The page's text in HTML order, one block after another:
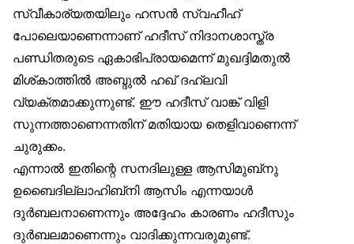
സ്വീകാര്യതയിലും ഹസൻ സ്വഹീഹ്
പോലെയാണെന്നാണ് ഹദീസ് നിദാനശാസ്ത്ര
പണ്ഡിതരുടെ ഏകാഭിപ്രായമെന്ന് മുഖദ്ദിമതുൽ
മിശ്കാത്തിൽ അബ്ദുൽ ഹഖ് ദഹ്‌ലവി
വ്യക്തമാക്കുന്നുണ്ട്. ഈ ഹദീസ് വാങ്ക് വിളി
സുന്നത്താണെന്നതിന് മതിയായ തെളിവാണെന്ന്
ചുരുക്കം.
എന്നാൽ ഇതിന്റെ സനദിലുള്ള ആസിമുബ്‌നു
ഉബൈദില്ലാഹിബ്‌നി ആസിം എന്നയാൾ
ദുർബലനാണെന്നും അദ്ദേഹം കാരണം ഹദീസും
ദുർബലമാണെന്നും വാദിക്കുന്നവരുമുണ്ട്.